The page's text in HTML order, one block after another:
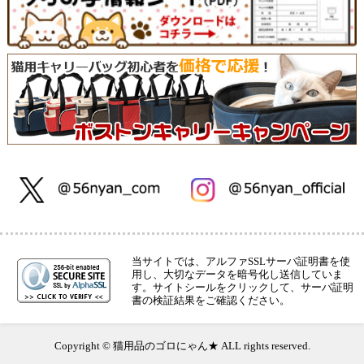
当サイトでは、アルファSSLサーバ証明書を使
用し、大切なデータを暗号化し送信していま
す。サイトシールをクリックして、サーバ証明
書の検証結果をご確認ください。
Copyright © 猫用品のゴロにゃん★ ALL rights reserved.